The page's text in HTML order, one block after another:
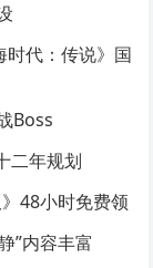
时代：传说》国
Boss
二年规划
48小时免费领
”内容丰富